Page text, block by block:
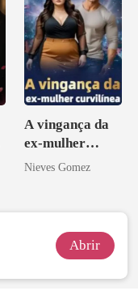
A vingança da
ex-mulher
curvilínea
Nieves Gomez
Abrir